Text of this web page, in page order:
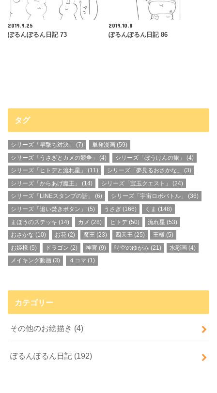
2019.9.25
ぽるんぽるん日記 73
2019.10.8
ぽるんぽるん日記 86
タグ
シリーズ「早撃ち対決」 (7) 単発漫画(59)
シリーズ「うさぎとカメの競争」
(4) シリーズ「ぼうけんの旅」
(4)
シリーズ「ヒトデと流れ星」
(11) シリーズ「夢見るおさかな」
(3)
シリーズ「からあげ魔王」
(14) シリーズ「宝玉クエスト」
(24)
シリーズ「LINEスタンプの話」
(6) シリーズ「宇宙ロボバトル」
(36)
シリーズ「追い焚きボタン」
(5) うさぎ (166) くま (148)
まほうのステッキ (14) カメ (28) ヒトデ(50) 流れ星 (53)
おさかな (10) お花(2) 魔王 (23) 四天王 (25) 王様 (5)
お姫様 (5) ドラゴン (2) 神官 (9) 時空のゆがみ (21) 水彩画 (4)
メイキング動画 (3) ４コマ (1)
カテゴリー
その他のお絵描き (4)
ぽるんぽるん日記 (192)